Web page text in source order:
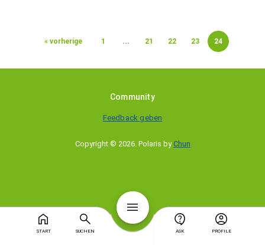
START SUCHEN ASK PROFILE
« vorherige 1 ... 21 22 23 24
Community
Feedback geben
Copyright © 2026. Polaris by Chun